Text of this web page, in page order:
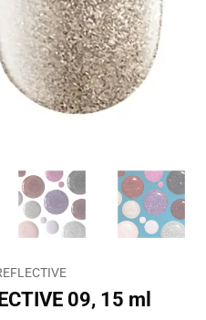
09, 15 ml